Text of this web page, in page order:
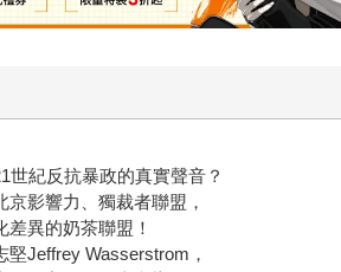
世紀反抗暴政的真實聲音？
影響力、獨裁者聯盟，
異的奶茶聯盟！
Jeffrey Wasserstrom，